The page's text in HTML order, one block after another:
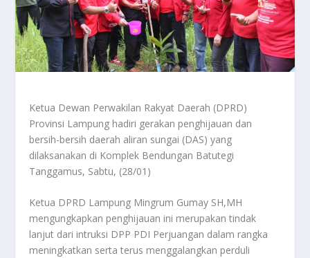
Ketua Dewan Perwakilan Rakyat Daerah (DPRD)
Provinsi Lampung hadiri gerakan penghijauan dan
bersih-bersih daerah aliran sungai (DAS) yang
dilaksanakan di Komplek Bendungan Batutegi
Tanggamus, Sabtu, (28/01)
Ketua DPRD Lampung Mingrum Gumay SH,MH
mengungkapkan penghijauan ini merupakan tindak
lanjut dari intruksi DPP PDI Perjuangan dalam rangka
meningkatkan serta terus menggalangkan perduli